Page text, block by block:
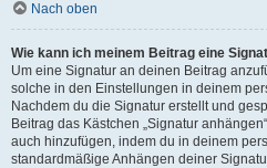
Nach oben
Wie kann ich meinem Beitrag eine
Um eine Signatur an deinen Beitrag
solche in den Einstellungen in deinem
Nachdem du die Signatur erstellt und
Beitrag das Kästchen „Signatur
auch hinzufügen, indem du in deinem
standardmäßige Anhängen deiner